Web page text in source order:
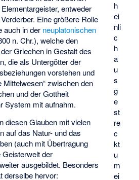
h
ei
nli
c
h
a
u
s
g
e
st
re
c
kt
u
m
ei
entweder
Eine größere Rolle
auch in der neuplatonischen
n. Chr.), welche den
der Griechen in Gestalt des
die als Untergötter der
vorstehen und
Mittelwesen“ zwischen den
und der Gottheit
System mit aufnahm.
diesen Glauben mit vielen
auf das Natur- und das
(auch mit Übertragung
Geisterwelt der
ausgebildet. Besonders
derselbe hervor: